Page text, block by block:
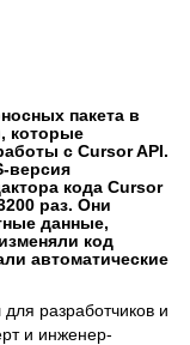
пакета в
которые
с Cursor API.
версия
кода Cursor
раз. Они
данные,
код
автоматические
разработчиков и
и инженер-